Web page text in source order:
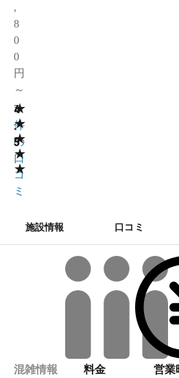
,
8
0
0
円
～
★
★
★
★
★
4
.
5
7
件
の
口
コ
ミ
施設情報 口コミ
混雑情報 料金 営業